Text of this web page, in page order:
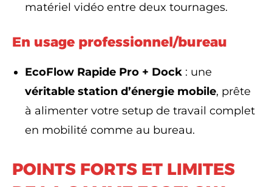
matériel vidéo entre deux tournages.
En usage professionnel/bureau
EcoFlow Rapide Pro + Dock : une
véritable station d’énergie mobile, prête
à alimenter votre setup de travail complet
en mobilité comme au bureau.
POINTS FORTS ET LIMITES